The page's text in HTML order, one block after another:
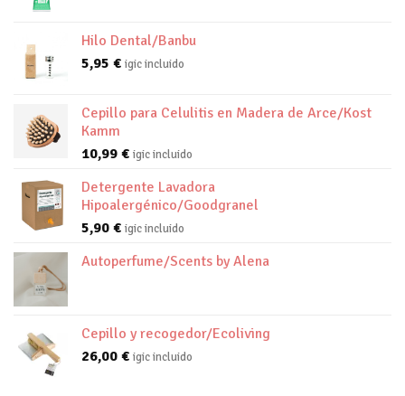
Hilo Dental/Banbu
5,95 € igic incluido
Cepillo para Celulitis en Madera de Arce/Kost
Kamm
10,99 € igic incluido
Detergente Lavadora
Hipoalergénico/Goodgranel
5,90 € igic incluido
Autoperfume/Scents by Alena
Cepillo y recogedor/Ecoliving
26,00 € igic incluido